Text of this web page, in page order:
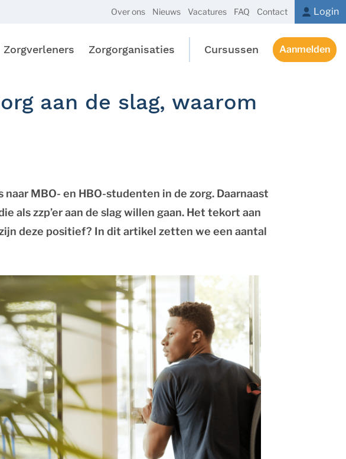
Over ons Nieuws Vacatures FAQ Contact Login
Zorgverleners Zorgorganisaties Cursussen Aanmelden
aan de slag, waarom
MBO- en HBO-studenten in de zorg. Daarnaast
als zzp’er aan de slag willen gaan. Het tekort aan
deze positief? In dit artikel zetten we een aantal